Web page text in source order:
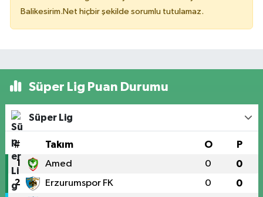
Balikesirim.Net hiçbir şekilde sorumlu tutulamaz.
Süper Lig Puan Durumu
Süper Lig
# Takım O P
1 Amed 0 0
2 Erzurumspor FK 0 0